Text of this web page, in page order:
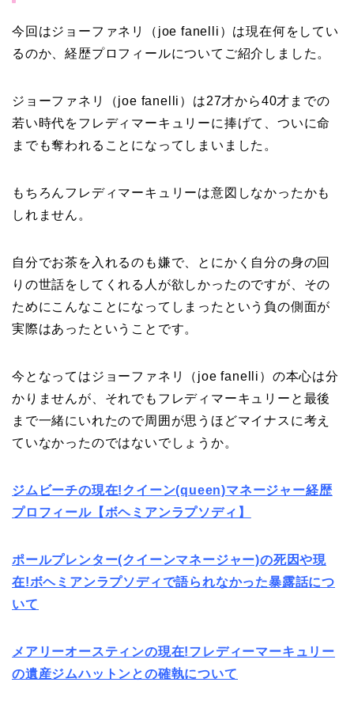
今回はジョーファネリ（joe fanelli）は現在何をしてい
るのか、経歴プロフィールについてご紹介しました。
ジョーファネリ（joe fanelli）は27才から40才までの
若い時代をフレディマーキュリーに捧げて、ついに命
までも奪われることになってしまいました。
もちろんフレディマーキュリーは意図しなかったかも
しれません。
自分でお茶を入れるのも嫌で、とにかく自分の身の回
りの世話をしてくれる人が欲しかったのですが、その
ためにこんなことになってしまったという負の側面が
実際はあったということです。
今となってはジョーファネリ（joe fanelli）の本心は分
かりませんが、それでもフレディマーキュリーと最後
まで一緒にいれたので周囲が思うほどマイナスに考え
ていなかったのではないでしょうか。
ジムビーチの現在!クイーン(queen)マネージャー経歴
プロフィール【ボヘミアンラプソディ】
ポールプレンター(クイーンマネージャー)の死因や現
在!ボヘミアンラプソディで語られなかった暴露話につ
いて
メアリーオースティンの現在!フレディーマーキュリー
の遺産ジムハットンとの確執について